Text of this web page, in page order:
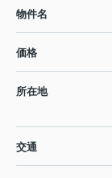
物件名
価格
所在地
交通